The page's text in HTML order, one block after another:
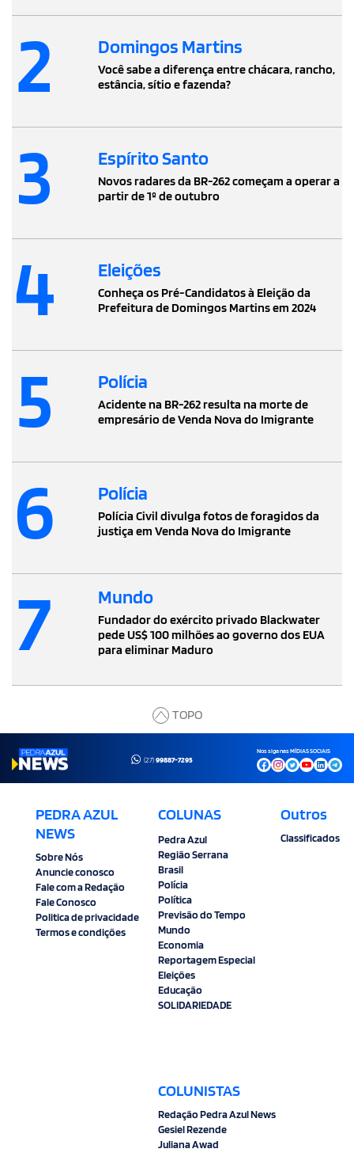
2 Domingos Martins
Você sabe a diferença entre chácara, rancho,
estância, sítio e fazenda?
3 Espírito Santo
Novos radares da BR-262 começam a operar a
partir de 1º de outubro
4 Eleições
Conheça os Pré-Candidatos à Eleição da
Prefeitura de Domingos Martins em 2024
5 Polícia
Acidente na BR-262 resulta na morte de
empresário de Venda Nova do Imigrante
6 Polícia
Polícia Civil divulga fotos de foragidos da
justiça em Venda Nova do Imigrante
7 Mundo
Fundador do exército privado Blackwater
pede US$ 100 milhões ao governo dos EUA
para eliminar Maduro
TOPO
(27)99887-7295
Nos siga nas MÍDIAS SOCIAIS
PEDRA AZUL
NEWS
Sobre Nós
Anuncie conosco
Fale com a Redação
Fale Conosco
Politica de privacidade
Termos e condições
COLUNAS
Pedra Azul
Região Serrana
Brasil
Polícia
Política
Previsão do Tempo
Mundo
Economia
Reportagem Especial
Eleições
Educação
SOLIDARIEDADE
COLUNISTAS
Redação Pedra Azul News
Gesiel Rezende
Juliana Awad
Outros
Classificados